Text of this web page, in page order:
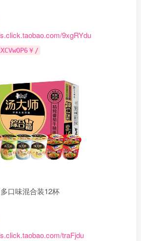
9xgRYdu
￥/
口味混合装12杯
traFjdu